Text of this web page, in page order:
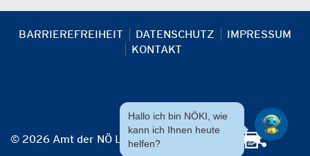
BARRIEREFREIHEIT DATENSCHUTZ
IMPRESSUM
KONTAKT
© 2026 Amt der NÖ Landesregierung
Hallo ich bin NÖKI, wie
kann ich Ihnen heute
helfen?